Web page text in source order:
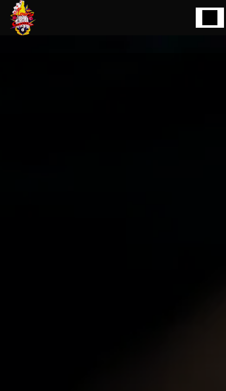
Panneau de gestion des cookies